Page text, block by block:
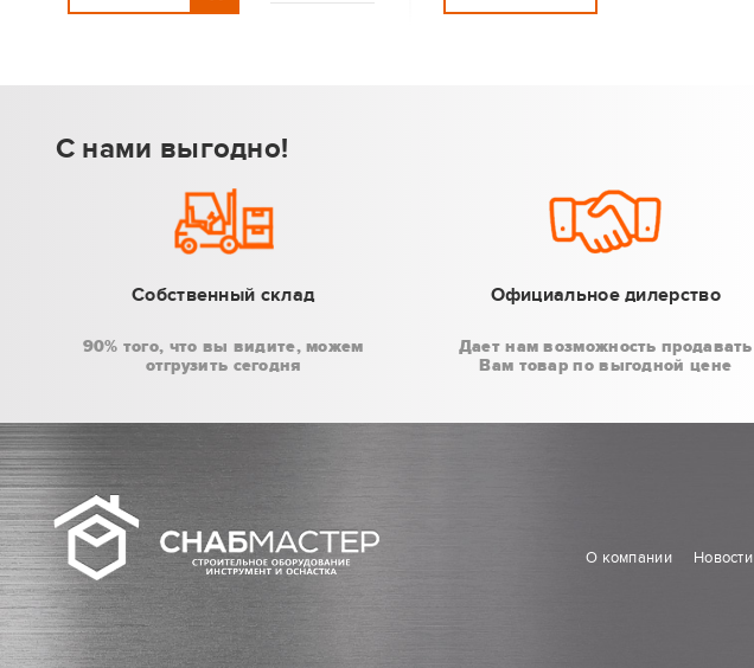
С нами выгодно!
Собственный склад
90% того, что вы видите, можем
отгрузить сегодня
Официальное дилерство
Дает нам возможность продавать
Вам товар по выгодной цене
О компании Новости